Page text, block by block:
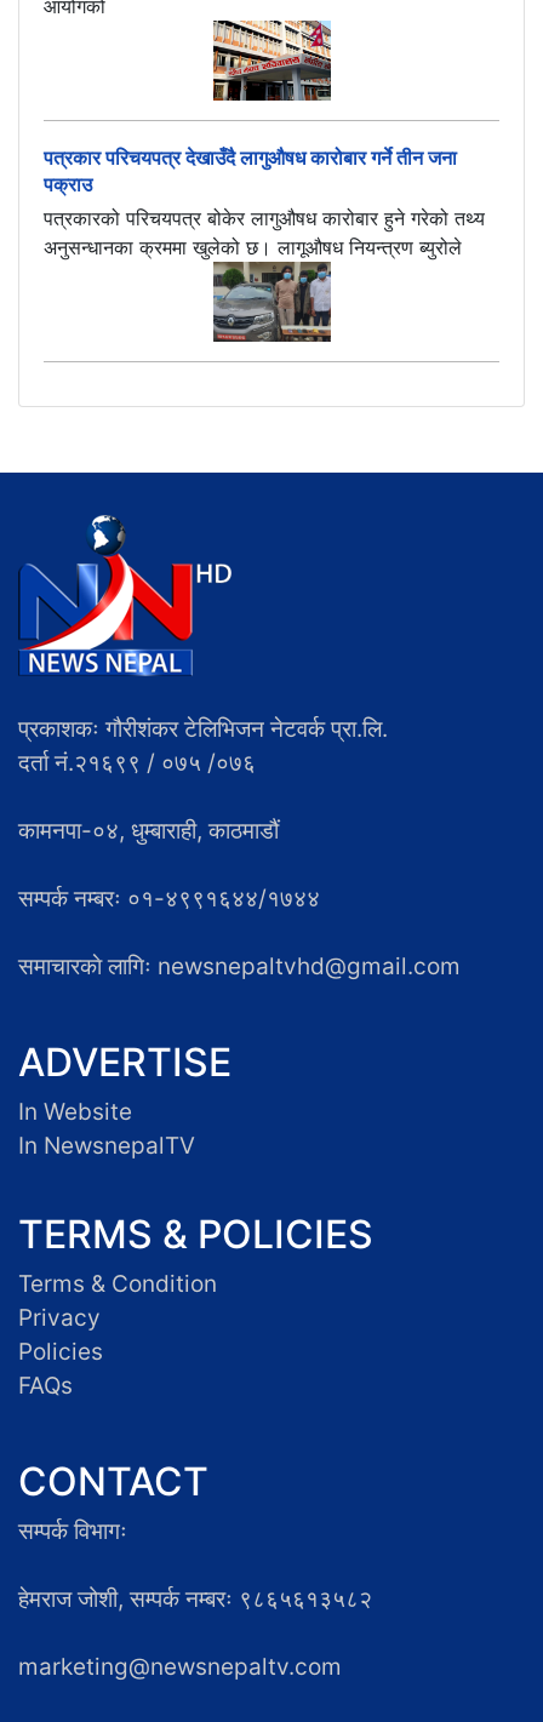
आयोगको
पत्रकार परिचयपत्र देखाउँदै लागुऔषध कारोबार गर्ने तीन जना
पक्राउ
पत्रकारको परिचयपत्र बोकेर लागुऔषध कारोबार हुने गरेको तथ्य
अनुसन्धानका क्रममा खुलेको छ। लागूऔषध नियन्त्रण ब्युरोले
प्रकाशकः गौरीशंकर टेलिभिजन नेटवर्क प्रा.लि.
दर्ता नं.२१६९९ / ०७५ /०७६
कामनपा-०४, धुम्बाराही, काठमाडौं
सम्पर्क नम्बरः ०१-४९९१६४४/१७४४
समाचारकाे लागिः newsnepaltvhd@gmail.com
ADVERTISE
In Website
In NewsnepalTV
TERMS & POLICIES
Terms & Condition
Privacy
Policies
FAQs
CONTACT
सम्पर्क विभागः
हेमराज जोशी, सम्पर्क नम्बरः ९८६५६१३५८२
marketing@newsnepaltv.com